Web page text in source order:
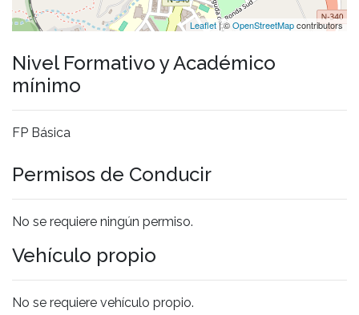
Leaflet| ©OpenStreetMapcontributors
Nivel Formativo y Académico
mínimo
FP Básica
Permisos de Conducir
No se requiere ningún permiso.
Vehículo propio
No se requiere vehículo propio.